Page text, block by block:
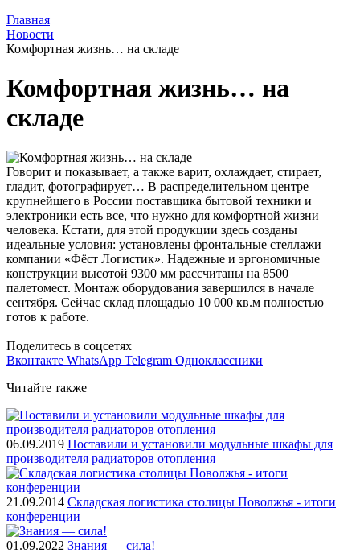
Главная
Новости
Комфортная жизнь… на складе
Комфортная жизнь… на
складе
Говорит и показывает, а также варит, охлаждает, стирает,
гладит, фотографирует… В распределительном центре
крупнейшего в России поставщика бытовой техники и
электроники есть все, что нужно для комфортной жизни
человека. Кстати, для этой продукции здесь созданы
идеальные условия: установлены фронтальные стеллажи
компании «Фёст Логистик». Надежные и эргономичные
конструкции высотой 9300 мм рассчитаны на 8500
палетомест. Монтаж оборудования завершился в начале
сентября. Сейчас склад площадью 10 000 кв.м полностью
готов к работе.
Поделитесь в соцсетях
Вконтакте WhatsApp Telegram Одноклассники
Читайте также
06.09.2019 Поставили и установили модульные шкафы для
производителя радиаторов отопления
21.09.2014 Складская логистика столицы Поволжья - итоги
конференции
01.09.2022 Знания — сила!